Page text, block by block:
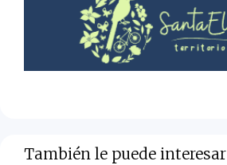
También le puede interesar